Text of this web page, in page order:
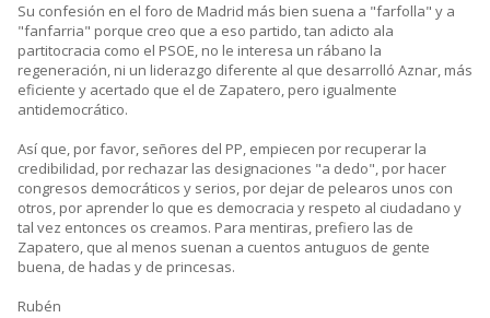
Su confesión en el foro de Madrid más bien suena a "farfolla" y a
"fanfarria" porque creo que a eso partido, tan adicto ala
partitocracia como el PSOE, no le interesa un rábano la
regeneración, ni un liderazgo diferente al que desarrolló Aznar, más
eficiente y acertado que el de Zapatero, pero igualmente
antidemocrático.
Así que, por favor, señores del PP, empiecen por recuperar la
credibilidad, por rechazar las designaciones "a dedo", por hacer
congresos democráticos y serios, por dejar de pelearos unos con
otros, por aprender lo que es democracia y respeto al ciudadano y
tal vez entonces os creamos. Para mentiras, prefiero las de
Zapatero, que al menos suenan a cuentos antuguos de gente
buena, de hadas y de princesas.
Rubén